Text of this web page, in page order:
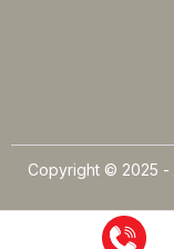
Copyright © 2025 -